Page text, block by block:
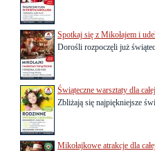
Spotkaj się z Mikołajem i
Dorośli rozpoczęli już
Świąteczne warsztaty dla
Zbliżają się najpiękniejsze
Mikołajkowe atrakcje dla